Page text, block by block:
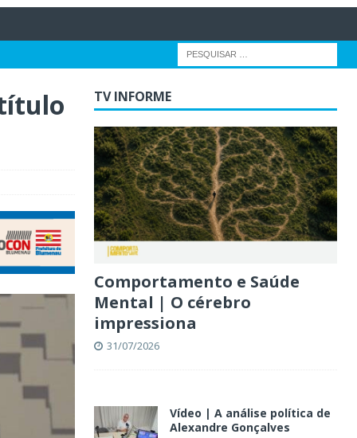
TV INFORME
Comportamento e Saúde
Mental | O cérebro
impressiona
31/07/2026
Vídeo | A análise política de
Alexandre Gonçalves